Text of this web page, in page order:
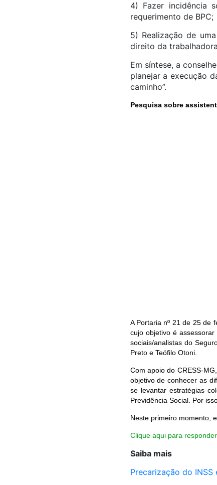
4) Fazer incidência
requerimento de BPC;
5) Realização de
direito da
Em síntese, a
planejar a execução
caminho”.
Pesquisa sobre
A Portaria nº 21 de 25 de
cujo objetivo é
sociais/analistas do
Preto e Teófilo Otoni.
Com apoio do CRESS-
objetivo de conhecer as
se levantar estratégias
Previdência Social. Por
Neste primeiro momento,
Clique aqui para
Saiba mais
Precarização do